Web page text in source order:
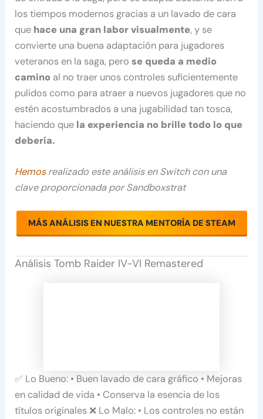
los tiempos modernos gracias a un lavado de cara
que hace una gran labor visualmente, y se
convierte una buena adaptación para jugadores
veteranos en la saga, pero se queda a medio
camino al no traer unos controles suficientemente
pulidos como para atraer a nuevos jugadores que no
estén acostumbrados a una jugabilidad tan tosca,
haciendo que la experiencia no brille todo lo que
debería.
Hemosrealizado este análisis en Switch con una
clave proporcionada por Sandboxstrat
MÁS ANÁLISIS EN NUESTRA MENTORÍA DE STEAM
Análisis Tomb Raider IV-VI Remastered
✅ Lo Bueno: • Buen lavado de cara gráfico • Mejoras
en calidad de vida • Conserva la esencia de los
títulos originales ❌ Lo Malo: • Los controles no están